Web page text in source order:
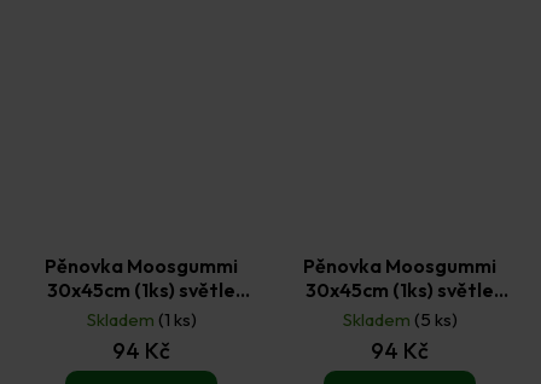
Pěnovka Moosgummi
30x45cm (1ks) světle
hnědá
Skladem (1 ks)
94 Kč
Pěnovka Moosgummi
30x45cm (1ks) světle
modrá
Skladem (5 ks)
94 Kč